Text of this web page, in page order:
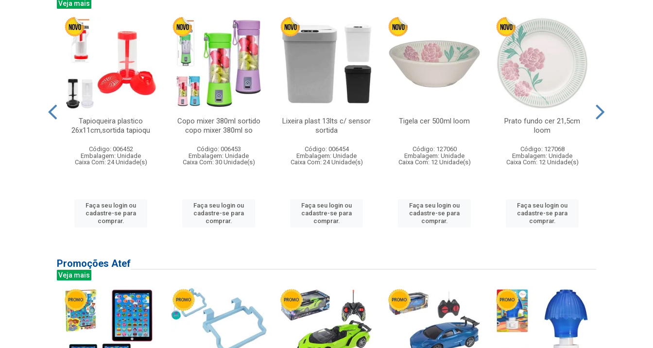
Veja mais
Tapioqueira plastico
26x11cm,sortida tapioqu
Código: 006452
Embalagem: Unidade
Caixa Com: 24 Unidade(s)
Faça seu login ou
cadastre-se para
comprar.
Copo mixer 380ml sortido
copo mixer 380ml so
Código: 006453
Embalagem: Unidade
Caixa Com: 30 Unidade(s)
Faça seu login ou
cadastre-se para
comprar.
Lixeira plast 13lts c/ sensor
sortida
Código: 006454
Embalagem: Unidade
Caixa Com: 24 Unidade(s)
Faça seu login ou
cadastre-se para
comprar.
Tigela cer 500ml loom
Código: 127060
Embalagem: Unidade
Caixa Com: 12 Unidade(s)
Faça seu login ou
cadastre-se para
comprar.
Prato fundo cer 21,5cm
loom
Código: 127068
Embalagem: Unidade
Caixa Com: 12 Unidade(s)
Faça seu login ou
cadastre-se para
comprar.
Promoções Atef
Veja mais